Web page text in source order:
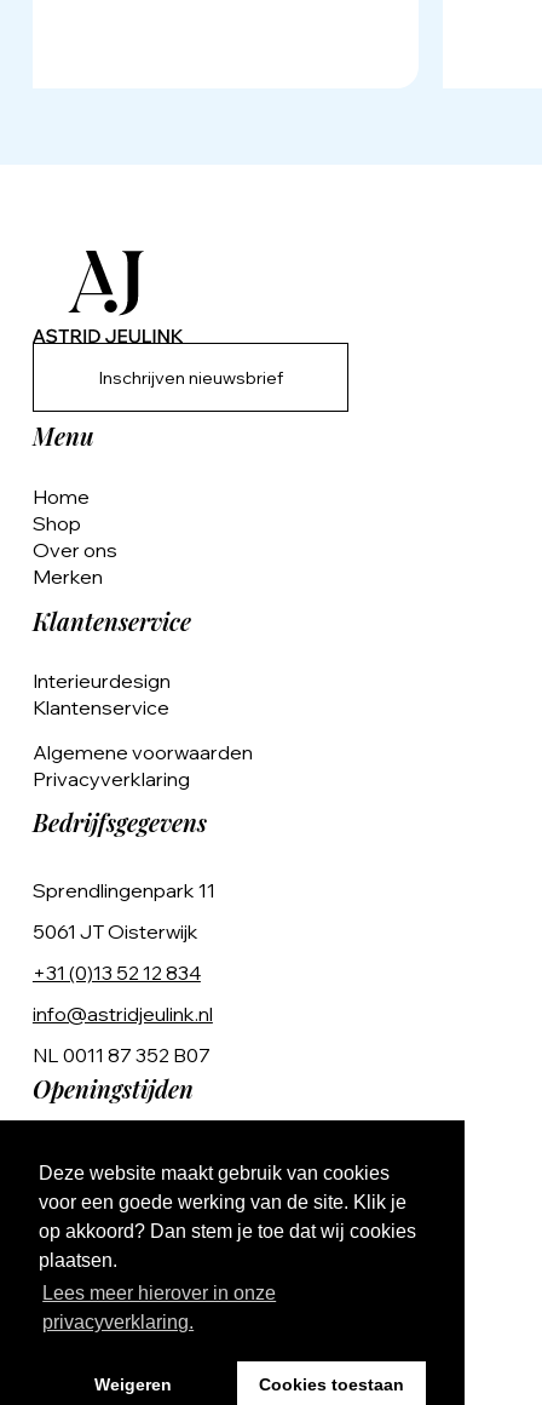
Deze website maakt gebruik van cookies
voor een goede werking van de site. Klik je
op akkoord? Dan stem je toe dat wij cookies
plaatsen.
Lees meer hierover in onze
privacyverklaring.
Weigeren Cookies toestaan
Inschrijven nieuwsbrief
Menu
Home
Shop
Over ons
Merken
Klantenservice
Interieurdesign
Klantenservice
Algemene voorwaarden
Privacyverklaring
Bedrijfsgegevens
Sprendlingenpark 11
5061 JT Oisterwijk
+31 (0)13 52 12 834
info@astridjeulink.nl
NL 0011 87 352 B07
Openingstijden
Ma t/m Vr 9:00 - 17:00